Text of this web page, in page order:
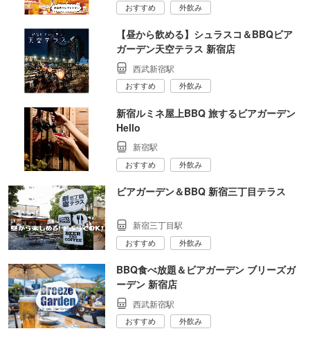
おすすめ 外飲み
【昼から飲める】シュラスコ＆BBQビア
ガーデン天空テラス 新宿店
西武新宿駅
おすすめ 外飲み
新宿ルミネ屋上BBQ 旅するビアガーデン
Hello
新宿駅
おすすめ 外飲み
ビアガーデン＆BBQ 新宿三丁目テラス
新宿三丁目駅
おすすめ 外飲み
BBQ食べ放題＆ビアガーデン ブリーズガ
ーデン 新宿店
西武新宿駅
おすすめ 外飲み